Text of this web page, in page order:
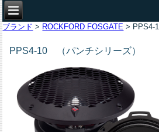
ブランド > ROCKFORD FOSGATE > PPS4-
PPS4-10 （パンチシリーズ）